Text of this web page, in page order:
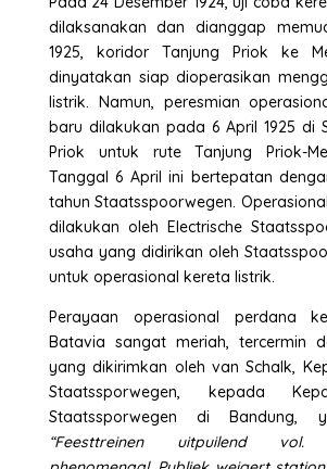
dilaksanakan dan dianggap
1925, koridor Tanjung Priok ke
dinyatakan siap dioperasikan
listrik. Namun, peresmian
baru dilakukan pada 6 April 1925 di
Priok untuk rute Tanjung Priok-
Tanggal 6 April ini bertepatan
tahun Staatsspoorwegen.
dilakukan oleh Electrische
usaha yang didirikan oleh
untuk operasional kereta listrik.
Perayaan operasional perdana
Batavia sangat meriah, tercermin
yang dikirimkan oleh van Schalk,
Staatssporwegen, kepada
Staatssporwegen di Bandung,
“Feesttreinen uitpuilend vol.